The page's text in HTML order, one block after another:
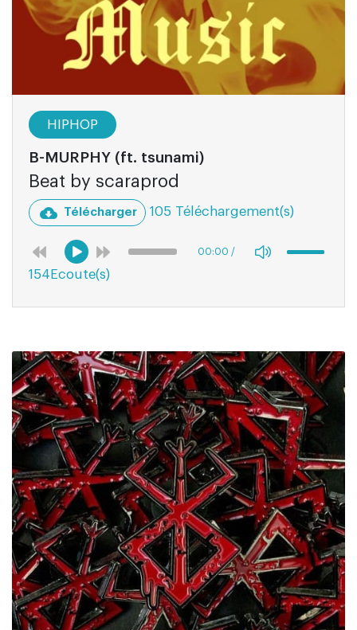
HIPHOP
B-MURPHY (ft. tsunami)
Beat by scaraprod
Télécharger 105 Téléchargement(s)
00:00 /
154Ecoute(s)